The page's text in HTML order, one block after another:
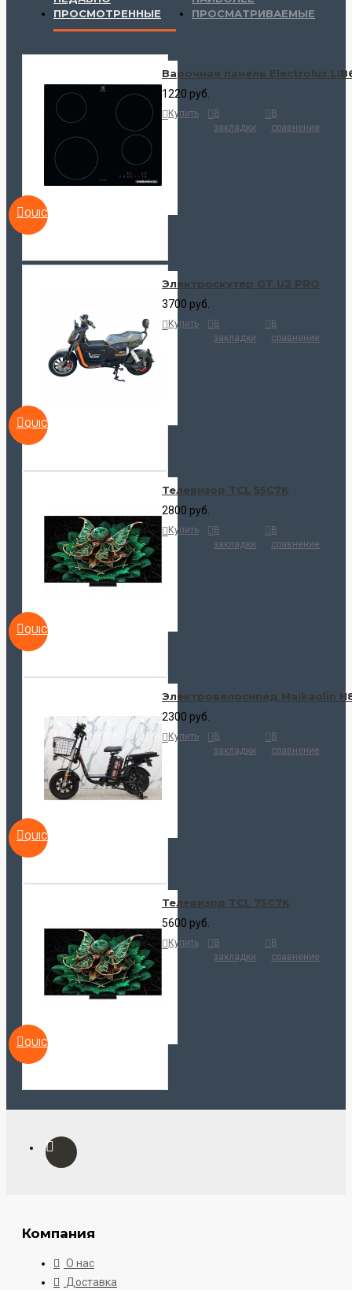
ПРОСМОТРЕННЫЕ
ПРОСМАТРИВАЕМЫЕ
QUICKVIEW
Варочная панель Electrolux
1220 руб.
Купить
В
закладки
В
сравнение
QUICKVIEW
Электроскутер GT U2 PRO
3700 руб.
Купить
В
закладки
В
сравнение
QUICKVIEW
Телевизор TCL 55C7K
2800 руб.
Купить
В
закладки
В
сравнение
QUICKVIEW
Электровелосипед Maikaolin
2300 руб.
Купить
В
закладки
В
сравнение
QUICKVIEW
Телевизор TCL 75C7K
5600 руб.
Купить
В
закладки
В
сравнение
Компания
О нас
Доставка